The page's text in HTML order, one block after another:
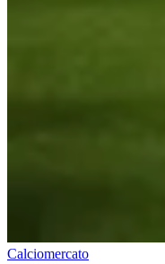
Calciomercato